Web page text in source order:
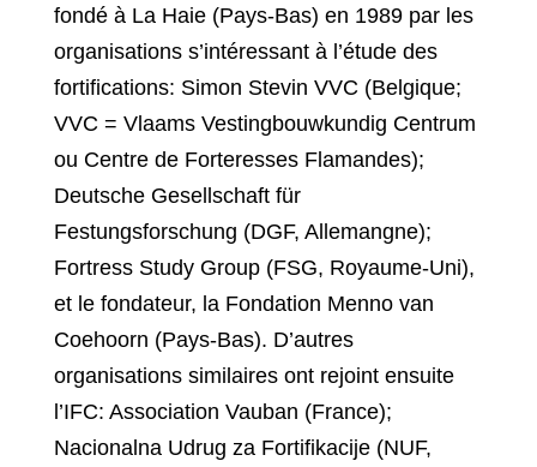
fondé à La Haie (Pays-Bas) en 1989 par les
organisations s’intéressant à l’étude des
fortifications: Simon Stevin VVC (Belgique;
VVC = Vlaams Vestingbouwkundig Centrum
ou Centre de Forteresses Flamandes);
Deutsche Gesellschaft für
Festungsforschung (DGF, Allemangne);
Fortress Study Group (FSG, Royaume-Uni),
et le fondateur, la Fondation Menno van
Coehoorn (Pays-Bas). D’autres
organisations similaires ont rejoint ensuite
l’IFC: Association Vauban (France);
Nacionalna Udrug za Fortifikacije (NUF,